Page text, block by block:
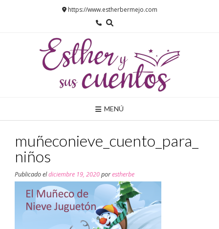
https://www.estherbermejo.com
MENÚ
muñeconieve_cuento_para_
niños
Publicado eldiciembre 19, 2020porestherbe